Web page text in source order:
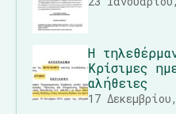
Η
Κρίσιμες
αλήθειες
17